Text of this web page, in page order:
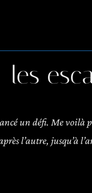
les
un défi. Me voilà
l’autre, jusqu’à